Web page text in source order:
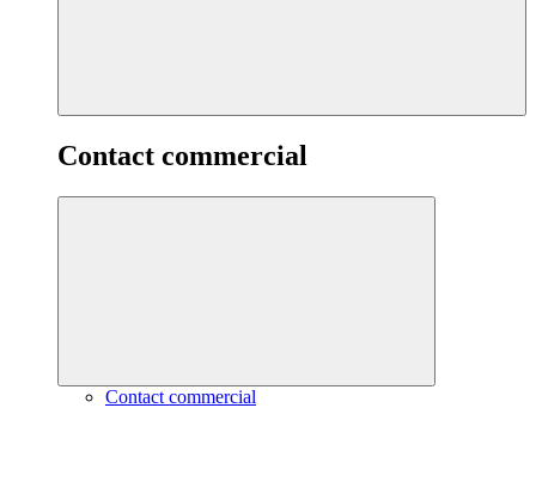
Contact commercial
Contact commercial